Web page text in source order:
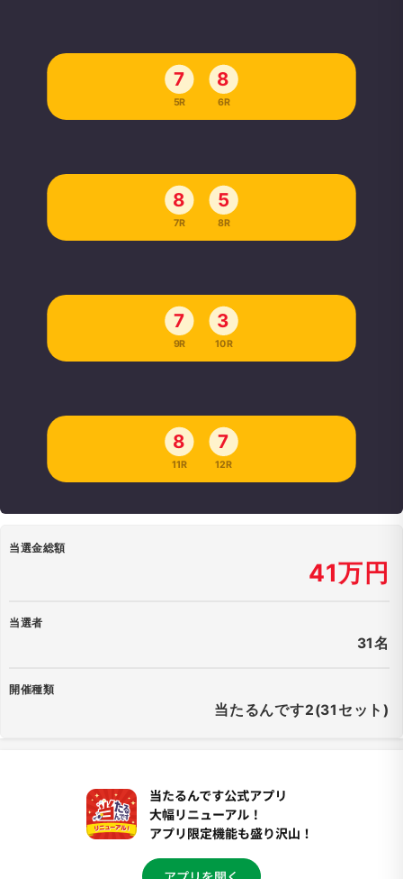
7
5R
8
6R
8
7R
5
8R
7
9R
3
10R
8
11R
7
12R
当選金総額
41万円
当選者
31名
開催種類
当たるんです2(31セット)